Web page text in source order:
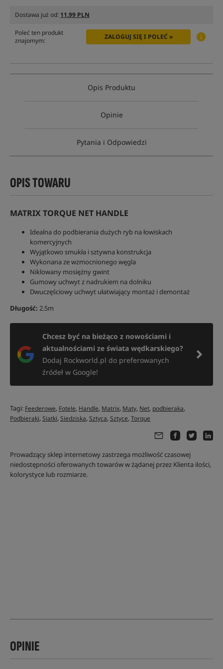
Dostawa już od: 11.99 PLN
Poleć ten produkt
znajomym:
ZALOGUJ SIĘ I POLEĆ »
Opis Produktu
Opinie
Pytania i Odpowiedzi
OPIS TOWARU
MATRIX TORQUE NET HANDLE
Idealna do podbierania dużych ryb na łowiskach
komercyjnych
Wyjątkowo smukła i sztywna konstrukcja
Wykonana ze wzmocnionego węgla
Niklowany mosiężny gwint
Gumowy uchwyt z nadrukiem na dolniku
Dwuczęściowy uchwyt ułatwiający montaż i demontaż
Długość: 2.5m
Chcesz być na bieżąco z nowościami i
aktualnościami ze świata wędkarskiego?
Dodaj Rockworld.pl do preferowanych
źródeł w Google!
Tagi: Feederowe, Fotele, Handle, Matrix, Maty, Net, podbieraka,
Podbieraki,Siatki,Siedziska,Sztyca,Sztyce,Torque
Prowadzący sklep internetowy zastrzega możliwość czasowej
niedostępności oferowanych towarów w żądanej przez Klienta ilości,
kolorystyce lub rozmiarze.
OPINIE